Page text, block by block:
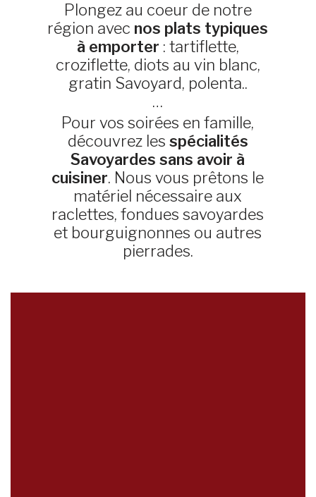
Plongez au coeur de notre
région avec nos plats typiques
à emporter : tartiflette,
croziflette, diots au vin blanc,
gratin Savoyard, polenta..
…
Pour vos soirées en famille,
découvrez les spécialités
Savoyardes sans avoir à
cuisiner. Nous vous prêtons le
matériel nécessaire aux
raclettes, fondues savoyardes
et bourguignonnes ou autres
pierrades.